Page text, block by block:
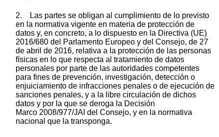
2. Las partes se obligan al cumplimiento de lo previsto
en la normativa vigente en materia de protección de
datos y, en concreto, a lo dispuesto en la Directiva (UE)
2016/680 del Parlamento Europeo y del Consejo, de 27
de abril de 2016, relativa a la protección de las personas
físicas en lo que respecta al tratamiento de datos
personales por parte de las autoridades competentes
para fines de prevención, investigación, detección o
enjuiciamiento de infracciones penales o de ejecución de
sanciones penales, y a la libre circulación de dichos
datos y por la que se deroga la Decisión
Marco 2008/977/JAI del Consejo, y en la normativa
nacional que la transponga.